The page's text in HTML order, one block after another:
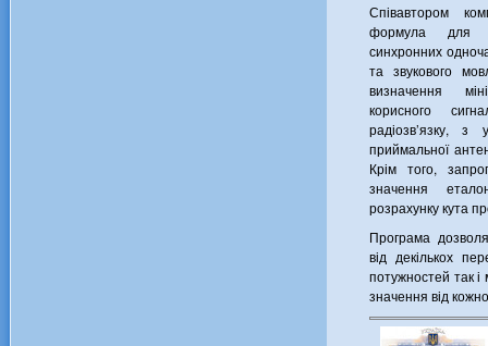
Співавтором
формула для
синхронних
та звукового
визначення
корисного
радіозв’язку, з
приймальної
Крім того,
значення
розрахунку кута
Програма
від декількох
потужностей так
значення від